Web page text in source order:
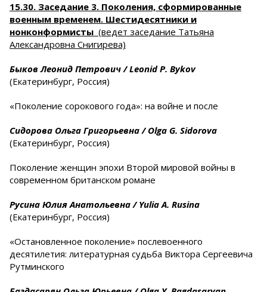
15.30. Заседание 3. Поколения, сформированные
военным временем. Шестидесятники и
нонконформисты (ведет заседание Татьяна
Александровна Снигирева)
Быков Леонид Петрович /Leonid P. Bykov
(Екатеринбург, Россия)
«Поколение сорокового года»: на войне и после
Сидорова Ольга Григорьевна /Olga G. Sidorova
(Екатеринбург, Россия)
Поколение женщин эпохи Второй мировой войны в
современном британском романе
Русина Юлия Анатольевна / Yulia A. Rusina
(Екатеринбург, Россия)
«Остановленное поколение» послевоенного
десятилетия: литературная судьба Виктора Сергеевича
Рутминского